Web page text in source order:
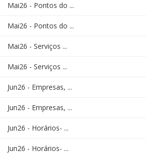
Mai26 - Pontos do ...
Mai26 - Pontos do ...
Mai26 - Serviços ...
Mai26 - Serviços ...
Jun26 - Empresas, ...
Jun26 - Empresas, ...
Jun26 - Horários- ...
Jun26 - Horários- ...